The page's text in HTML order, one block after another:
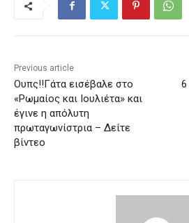
Previous article
Ουπς!!Γάτα εισέβαλε στο
«Ρωμαίος και Ιουλιέτα» και
έγινε η απόλυτη
πρωταγωνίστρια – Δείτε
βίντεο
6